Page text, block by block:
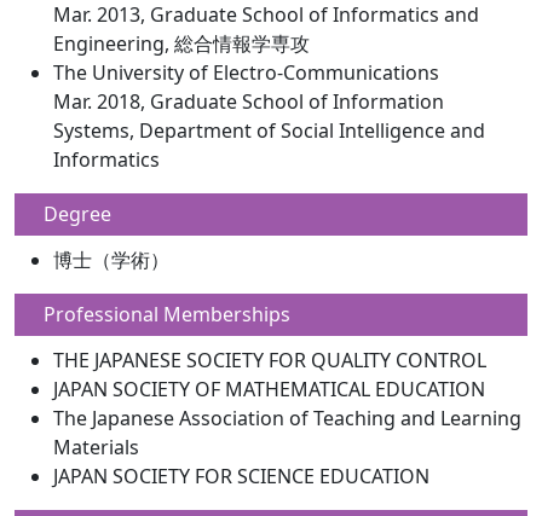
Mar. 2013, Graduate School of Informatics and
Engineering, 総合情報学専攻
The University of Electro-Communications
Mar. 2018, Graduate School of Information
Systems, Department of Social Intelligence and
Informatics
Degree
博士（学術）
Professional Memberships
THE JAPANESE SOCIETY FOR QUALITY CONTROL
JAPAN SOCIETY OF MATHEMATICAL EDUCATION
The Japanese Association of Teaching and Learning
Materials
JAPAN SOCIETY FOR SCIENCE EDUCATION